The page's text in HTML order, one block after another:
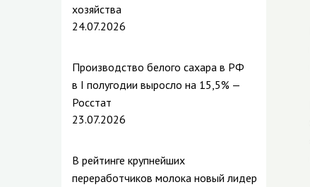
хозяйства
24.07.2026
Производство белого сахара в РФ
в I полугодии выросло на 15,5% —
Росстат
23.07.2026
В рейтинге крупнейших
переработчиков молока новый лидер